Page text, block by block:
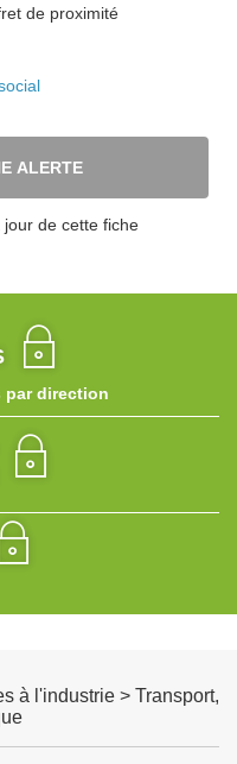
de proximité
ALERTE
de cette fiche
par direction
à l'industrie > Transport,